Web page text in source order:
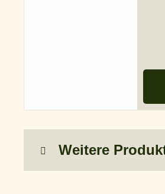
Weitere